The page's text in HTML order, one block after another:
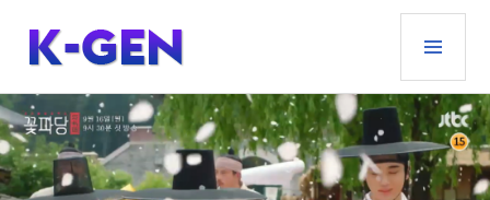
contenu
principal
K-GEN